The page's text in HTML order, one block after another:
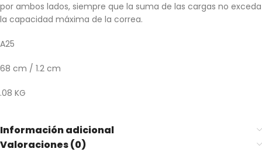
por ambos lados, siempre que la suma de las cargas no exceda
la capacidad máxima de la correa.
A25
68 cm / 1.2 cm
.08 KG
Información adicional
Valoraciones (0)